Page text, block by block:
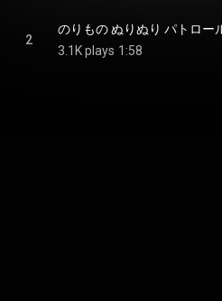
2
3.1K plays 1:58